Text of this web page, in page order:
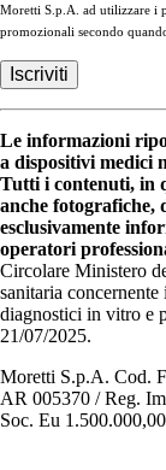
Moretti S.p.A. ad utilizzare i
promozionali secondo
Le informazioni
a dispositivi medici
Tutti i contenuti, in
anche fotografiche,
esclusivamente
operatori
Circolare Ministero
sanitaria
diagnostici in vitro e
21/07/2025.
Moretti S.p.A. Cod.
AR 005370 / Reg.
Soc. Eu